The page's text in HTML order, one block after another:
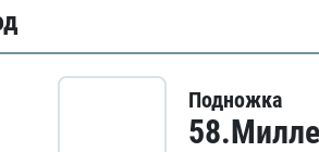
Подножка